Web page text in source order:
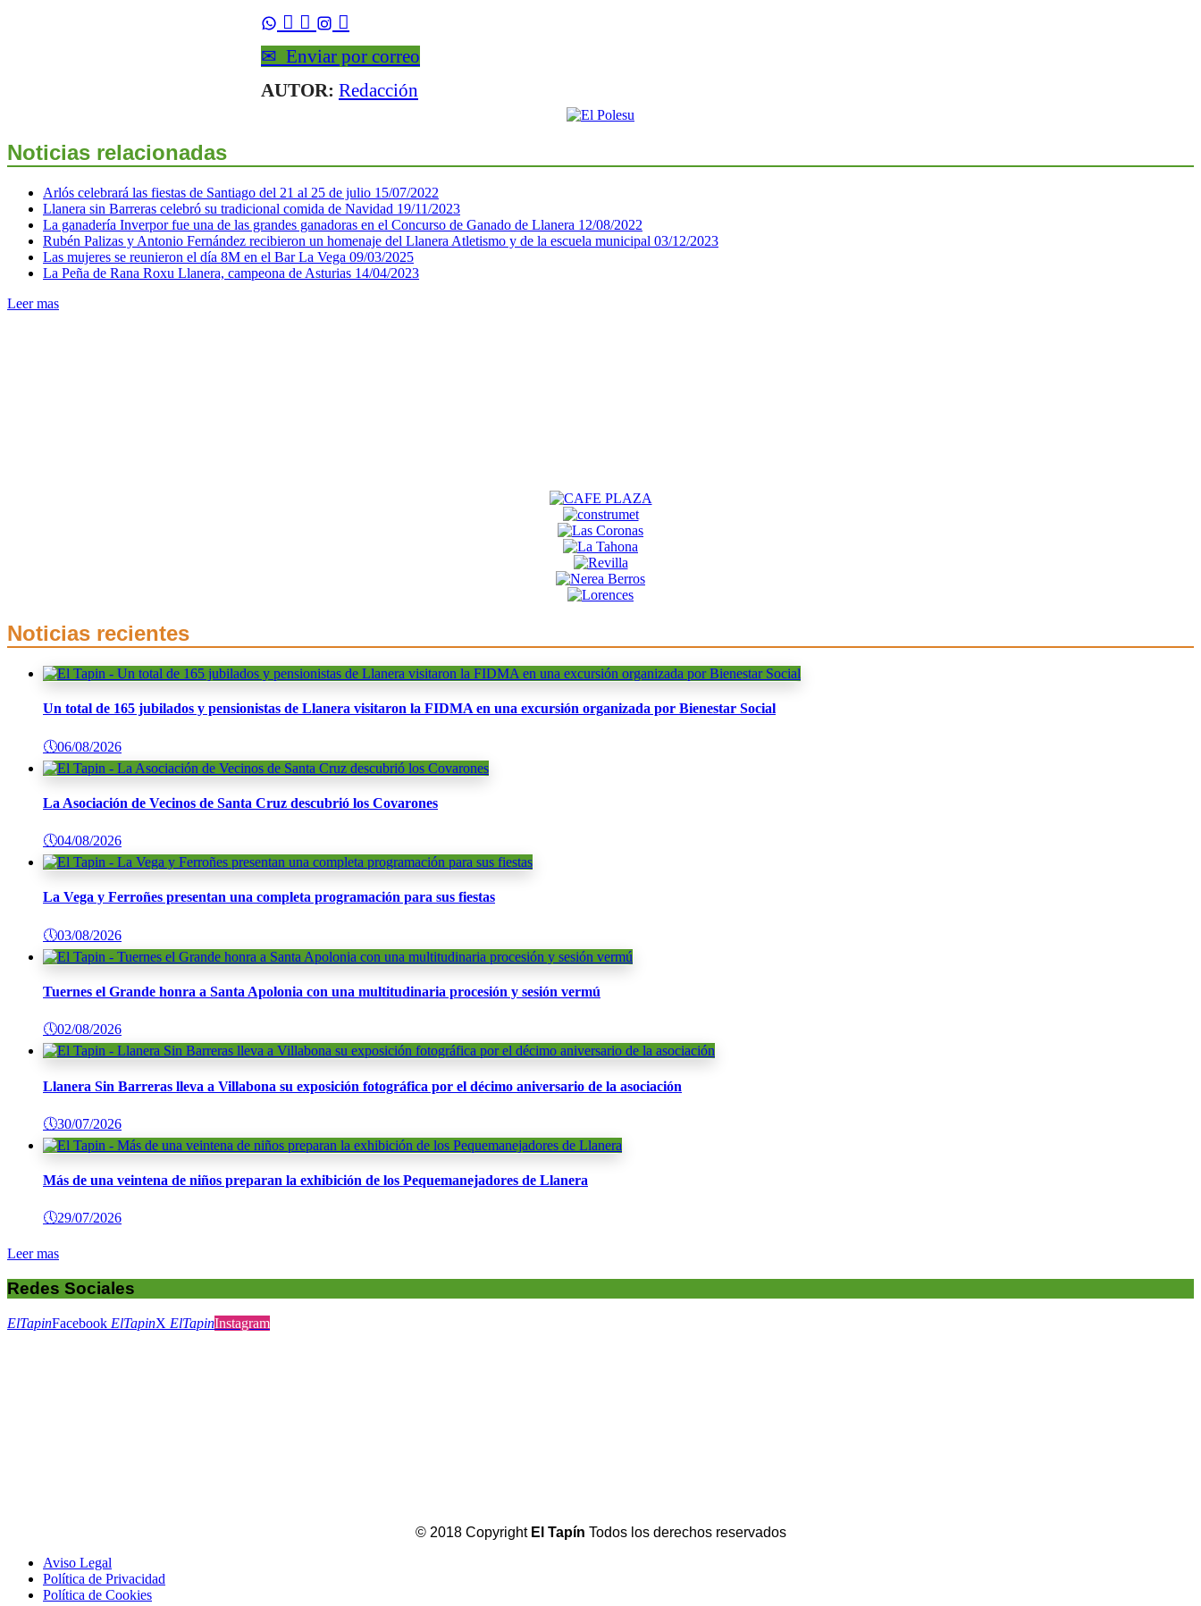
  
✉ Enviar por correo
AUTOR: Redacción
Noticias relacionadas
Arlós celebrará las fiestas de Santiago del 21 al 25 de julio 15/07/2022
Llanera sin Barreras celebró su tradicional comida de Navidad 19/11/2023
La ganadería Inverpor fue una de las grandes ganadoras en el Concurso de Ganado de Llanera 12/08/2022
Rubén Palizas y Antonio Fernández recibieron un homenaje del Llanera Atletismo y de la escuela municipal 03/12/2023
Las mujeres se reunieron el día 8M en el Bar La Vega 09/03/2025
La Peña de Rana Roxu Llanera, campeona de Asturias 14/04/2023
Leer mas
Noticias recientes
Un total de 165 jubilados y pensionistas de Llanera visitaron la FIDMA en una excursión organizada por Bienestar Social
🕔06/08/2026
La Asociación de Vecinos de Santa Cruz descubrió los Covarones
🕔04/08/2026
La Vega y Ferroñes presentan una completa programación para sus fiestas
🕔03/08/2026
Tuernes el Grande honra a Santa Apolonia con una multitudinaria procesión y sesión vermú
🕔02/08/2026
Llanera Sin Barreras lleva a Villabona su exposición fotográfica por el décimo aniversario de la asociación
🕔30/07/2026
Más de una veintena de niños preparan la exhibición de los Pequemanejadores de Llanera
🕔29/07/2026
Leer mas
Redes Sociales
ElTapinFacebook ElTapinX ElTapinInstagram
© 2018 Copyright El Tapín Todos los derechos reservados
Aviso Legal
Política de Privacidad
Política de Cookies